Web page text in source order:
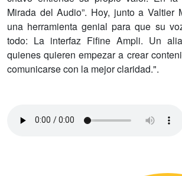
Mirada del Audio”. Hoy, junto a Valtier
una herramienta genial para que su
todo: La interfaz Fifine Ampli. Un
quienes quieren empezar a crear
comunicarse con la mejor claridad.".